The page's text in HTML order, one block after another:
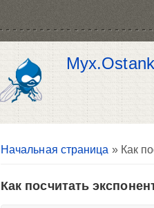
Вы здесь
Начальная страница » Как
Как посчитать